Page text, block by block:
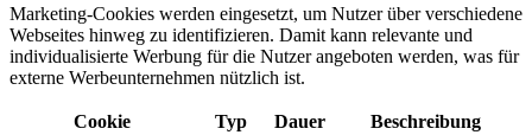
Marketing-Cookies werden eingesetzt, um Nutzer über verschiedene
Webseites hinweg zu identifizieren. Damit kann relevante und
individualisierte Werbung für die Nutzer angeboten werden, was für
externe Werbeunternehmen nützlich ist.
Cookie Typ Dauer Beschreibung